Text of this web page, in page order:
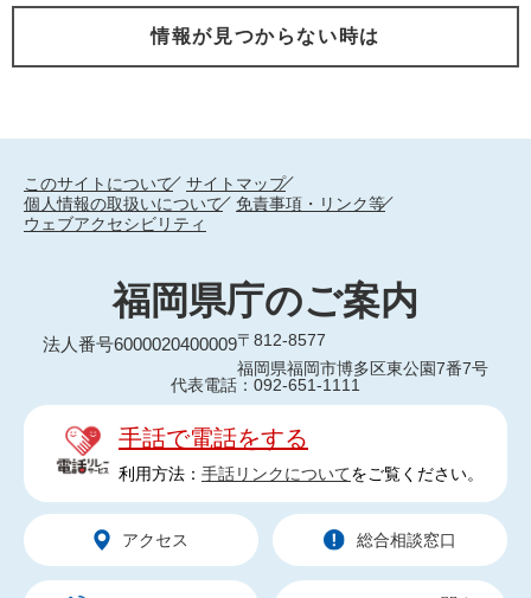
情報が見つからない時は
このサイトについて
サイトマップ
個人情報の取扱いについて
免責事項・リンク等
ウェブアクセシビリティ
福岡県庁のご案内
法人番号6000020400009〒812-8577
福岡県福岡市博多区東公園7番7号
代表電話：092-651-1111
手話で電話をする
利用方法： 手話リンクについてをご覧ください。
アクセス 総合相談窓口